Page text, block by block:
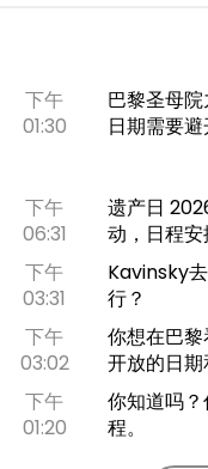
下午
01:30
巴黎圣母
日期需要避
下午
06:31
遗产日
动，日程安
下午
03:31
Kavinsky
行？
下午
03:02
你想在巴
开放的日期
下午
01:20
你知道吗
程。